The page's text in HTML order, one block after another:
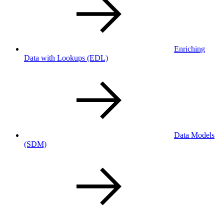
Enriching
Data with Lookups (EDL)
Data Models
(SDM)